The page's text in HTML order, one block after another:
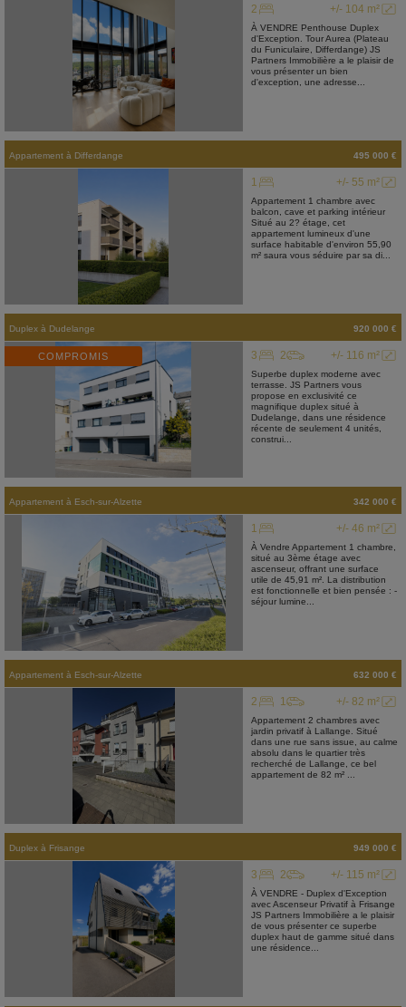
+/- 104 m²
2
À VENDRE Penthouse Duplex
d'Exception. Tour Aurea (Plateau
du Funiculaire, Differdange) JS
Partners Immobilière a le plaisir de
vous présenter un bien
d'exception, une adresse...
Appartement à Differdange 495 000 €
+/- 55 m²
1
Appartement 1 chambre avec
balcon, cave et parking intérieur
Situé au 2? étage, cet
appartement lumineux d'une
surface habitable d'environ 55,90
m² saura vous séduire par sa di...
Duplex à Dudelange 920 000 €
COMPROMIS +/- 116 m²
3 2
Superbe duplex moderne avec
terrasse. JS Partners vous
propose en exclusivité ce
magnifique duplex situé à
Dudelange, dans une résidence
récente de seulement 4 unités,
construi...
Appartement à Esch-sur-Alzette 342 000 €
+/- 46 m²
1
À Vendre Appartement 1 chambre,
situé au 3ème étage avec
ascenseur, offrant une surface
utile de 45,91 m². La distribution
est fonctionnelle et bien pensée : -
séjour lumine...
Appartement à Esch-sur-Alzette 632 000 €
+/- 82 m²
2 1
Appartement 2 chambres avec
jardin privatif à Lallange. Situé
dans une rue sans issue, au calme
absolu dans le quartier très
recherché de Lallange, ce bel
appartement de 82 m² ...
Duplex à Frisange 949 000 €
+/- 115 m²
3 2
À VENDRE - Duplex d'Exception
avec Ascenseur Privatif à Frisange
JS Partners Immobilière a le plaisir
de vous présenter ce superbe
duplex haut de gamme situé dans
une résidence...